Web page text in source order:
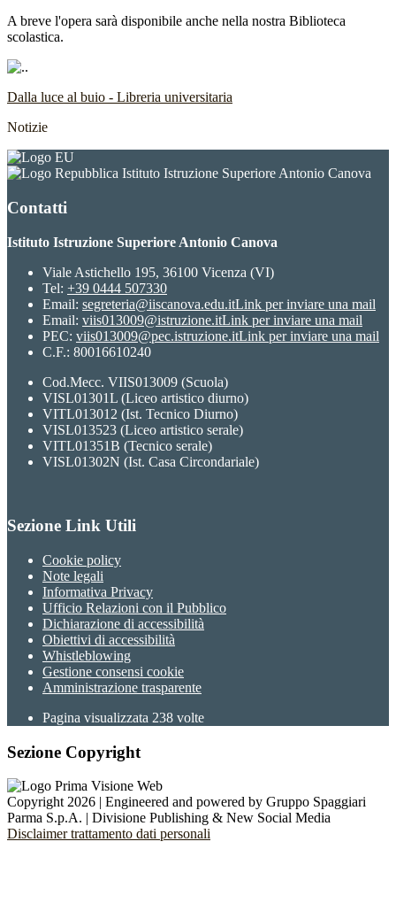
A breve l'opera sarà disponibile anche nella nostra Biblioteca
scolastica.
Dalla luce al buio - Libreria universitaria
Notizie
Istituto Istruzione Superiore Antonio Canova
Contatti
Istituto Istruzione Superiore Antonio Canova
Viale Astichello 195, 36100 Vicenza (VI)
Tel: +39 0444 507330
Email: segreteria@iiscanova.edu.itLink per inviare una mail
Email: viis013009@istruzione.itLink per inviare una mail
PEC: viis013009@pec.istruzione.itLink per inviare una mail
C.F.: 80016610240
Cod.Mecc. VIIS013009 (Scuola)
VISL01301L (Liceo artistico diurno)
VITL013012 (Ist. Tecnico Diurno)
VISL013523 (Liceo artistico serale)
VITL01351B (Tecnico serale)
VISL01302N (Ist. Casa Circondariale)
Sezione Link Utili
Cookie policy
Note legali
Informativa Privacy
Ufficio Relazioni con il Pubblico
Dichiarazione di accessibilità
Obiettivi di accessibilità
Whistleblowing
Gestione consensi cookie
Amministrazione trasparente
Pagina visualizzata 238 volte
Sezione Copyright
Copyright 2026 | Engineered and powered by Gruppo Spaggiari
Parma S.p.A. | Divisione Publishing & New Social Media
Disclaimer trattamento dati personali